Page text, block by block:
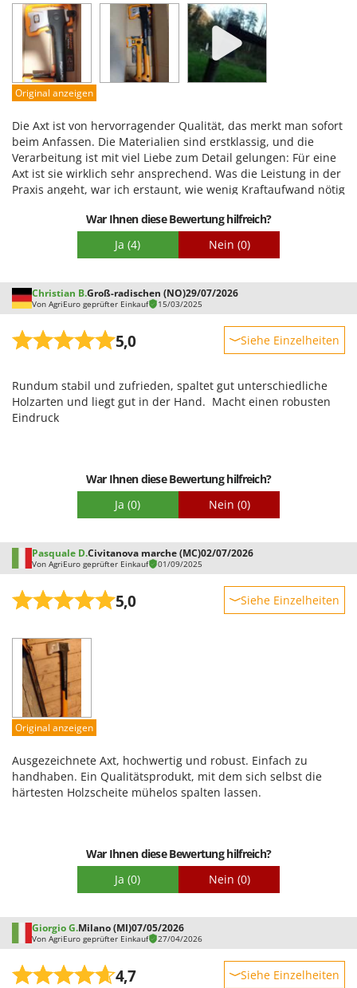
Zubehör für Rasentraktoren
Macom
Macte Ovens
Makita
MAMMAMIA
Marcato
Marina Systems
Master
Mastercook
McCulloch
Michelin
Mille
Minox
Mockmill
MOSA
MOVA
New O.M.R.A.
Nilfisk
Ninja
Novatec
Novital
NuovaFac
O
Officine Savioli
Oliviero
Olix
OMA
Omas
Oriental Koshin
Outdoorchef
P
Palazzetti
Palumbo Pavi
Partisani
Leistung
Benutzerfreundlichkeit
Qualität / Preis
Schwierigkeitsgrad Zusammenbau
Original anzeigen
Die Axt ist von hervorragender Qualität, das merkt man sofort
beim Anfassen. Die Materialien sind erstklassig, und die
Verarbeitung ist mit viel Liebe zum Detail gelungen: Für eine
Axt ist sie wirklich sehr ansprechend. Was die Leistung in der
Praxis angeht, war ich erstaunt, wie wenig Kraftaufwand nötig
Länge zu spalten. Mein einziger Kritikpunkt ist die Stiellänge;
im Gebrauch merkte ich, dass 10 cm mehr nicht geschadet
hätten. Da ich aber eine flexiblere und nicht zu schwere Axt
ausführen), entschied ich mich zunächst für das 60-cm-
Modell. Wahrscheinlich werde ich mir auch noch das längere
80-cm-Modell zulegen. Insgesamt bin ich rundum zufrieden
und kann den Kauf wärmstens empfehlen.
War Ihnen diese Bewertung hilfreich?
Ja (4) Nein (0)
Christian B.Groß-radischen (NO)29/07/2026
Von AgriEuro geprüfter Einkauf 15/03/2025
5,0 Siehe Einzelheiten
Leistung
Benutzerfreundlichkeit
Rundum stabil und zufrieden, spaltet gut unterschiedliche
Holzarten und liegt gut in der Hand. Macht einen robusten
Eindruck
War Ihnen diese Bewertung hilfreich?
Ja (0) Nein (0)
Pasquale D.Civitanova marche (MC)02/07/2026
Von AgriEuro geprüfter Einkauf 01/09/2025
5,0 Siehe Einzelheiten
Leistung
Benutzerfreundlichkeit
Qualität / Preis
Schwierigkeitsgrad Zusammenbau
Original anzeigen
Ausgezeichnete Axt, hochwertig und robust. Einfach zu
handhaben. Ein Qualitätsprodukt, mit dem sich selbst die
härtesten Holzscheite mühelos spalten lassen.
War Ihnen diese Bewertung hilfreich?
Ja (0) Nein (0)
Giorgio G.Milano (MI)07/05/2026
Von AgriEuro geprüfter Einkauf 27/04/2026
4,7 Siehe Einzelheiten